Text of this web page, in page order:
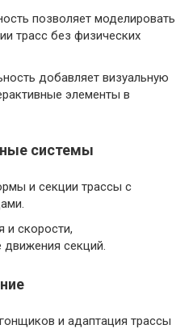
позволяет моделировать
трасс без физических
добавляет визуальную
элементы в
системы
и секции трассы с
и скорости,
секций.
и адаптация трассы